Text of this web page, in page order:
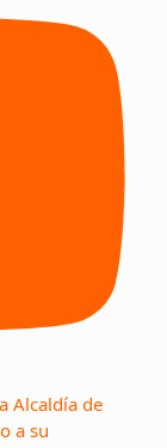
Alcaldía de
a su